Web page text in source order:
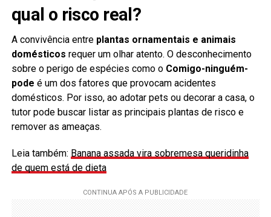
qual o risco real?
A convivência entre plantas ornamentais e animais
domésticos requer um olhar atento. O desconhecimento
sobre o perigo de espécies como o Comigo-ninguém-
pode é um dos fatores que provocam acidentes
domésticos. Por isso, ao adotar pets ou decorar a casa, o
tutor pode buscar listar as principais plantas de risco e
remover as ameaças.
Leia também: Banana assada vira sobremesa queridinha
de quem está de dieta